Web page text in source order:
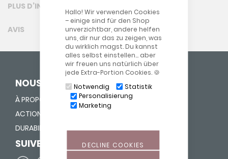
Hallo! Wir verwenden Cookies
– einige sind für den Shop
unverzichtbar, andere helfen
uns, dir nur das zu zeigen, was
du wirklich magst. Du kannst
alles selbst einstellen… aber
wir freuen uns natürlich über
jede Extra-Portion Cookies. 🍪
Notwendig
Statistik
Personalisierung
Marketing
DECLINE COOKIES
PLUS D’INFORMATION
AVIS
NOUS DONNONS UNE VIE
À PROPOS DE NOUS
ACTION "FOURRER NEZ"
DURABILITÉ
SUIVEZ-NOUS SUR